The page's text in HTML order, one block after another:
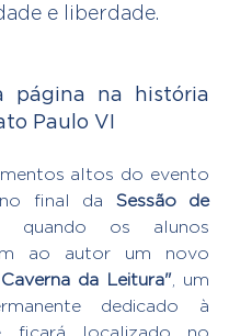
e liberdade.
página na história
Paulo VI
altos do evento
final da Sessão de
quando os alunos
ao autor um novo
da Leitura", um
dedicado à